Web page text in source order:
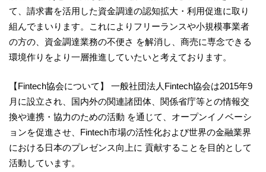
て、請求書を活用した資金調達の認知拡大・利用促進に取り
組んでまいります。これによりフリーランスや小規模事業者
の方の、資金調達業務の不便さ を解消し、商売に専念できる
環境作りをより一層推進していたいと考えております。
【Fintech協会について】 一般社団法人Fintech協会は2015年9
月に設立され、国内外の関連諸団体、関係省庁等との情報交
換や連携・協力のための活動 を通じて、オープンイノベーシ
ョンを促進させ、Fintech市場の活性化および世界の金融業界
における日本のプレゼンス向上に 貢献することを目的として
活動しています。